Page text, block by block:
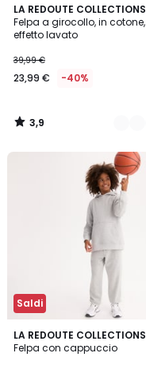
LA REDOUTE COLLECTIONS
Felpa a girocollo, in cotone,
effetto lavato
39,99 €
23,99 € -40%
3,9
/ 5
3
Colori
3,9
/
Saldi
LA REDOUTE COLLECTIONS
Felpa con cappuccio
5
/
5
Colori